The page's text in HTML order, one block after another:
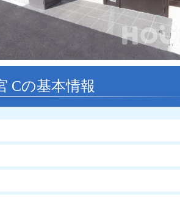
Cの基本情報